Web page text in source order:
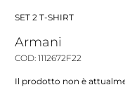
SET 2 T-SHIRT
Armani
COD: 1112672F22
Il prodotto non è